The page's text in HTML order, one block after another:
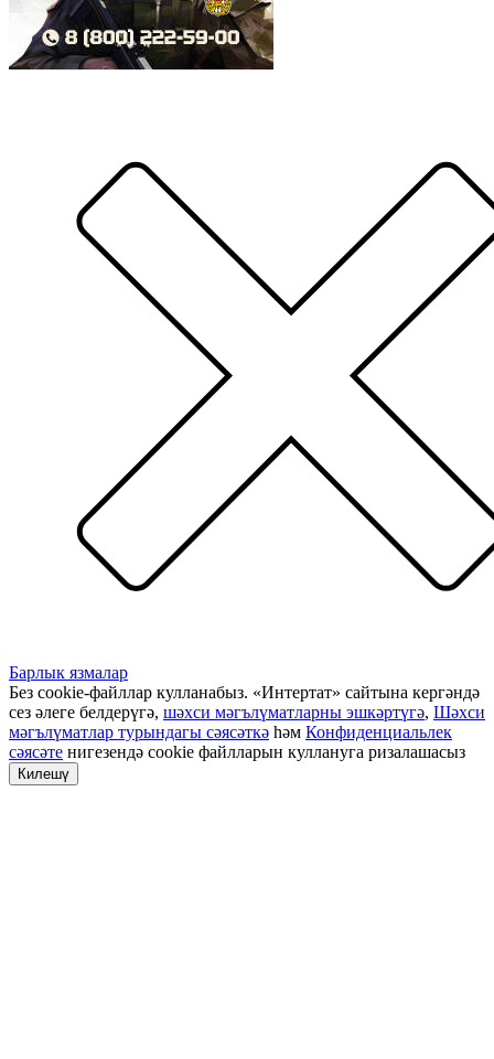
Барлык язмалар
Без cookie-файллар кулланабыз. «Интертат» сайтына кергәндә
сез әлеге белдерүгә, шәхси мәгълүматларны эшкәртүгә, Шәхси
мәгълүматлар турындагы сәясәткә һәм Конфиденциальлек
сәясәте нигезендә cookie файлларын куллануга ризалашасыз
Килешү